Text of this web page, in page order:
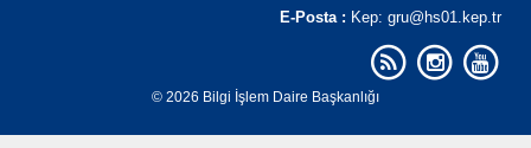
E-Posta : Kep: gru@hs01.kep.tr
© 2026 Bilgi İşlem Daire Başkanlığı